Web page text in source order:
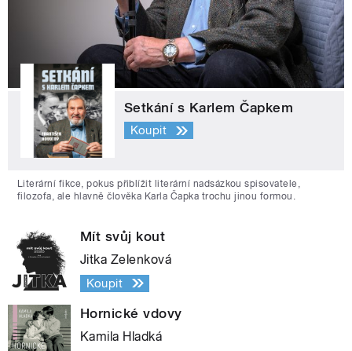
Setkání s Karlem Čapkem
Koupit
Literární fikce, pokus přiblížit literární nadsázkou spisovatele,
filozofa, ale hlavně člověka Karla Čapka trochu jinou formou.
Mít svůj kout
Jitka Zelenková
Koupit
Hornické vdovy
Kamila Hladká